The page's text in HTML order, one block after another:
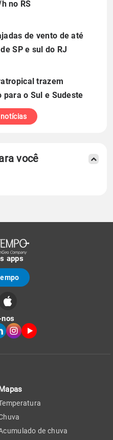
no RS
de vento de até
SP e sul do RJ
trazem
o Sul e Sudeste
você
apps
de chuva